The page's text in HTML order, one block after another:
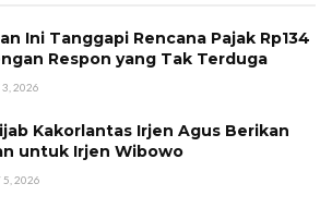
Ini Tanggapi Rencana Pajak Rp134
Respon yang Tak Terduga
3, 2026
Kakorlantas Irjen Agus Berikan
untuk Irjen Wibowo
5, 2026